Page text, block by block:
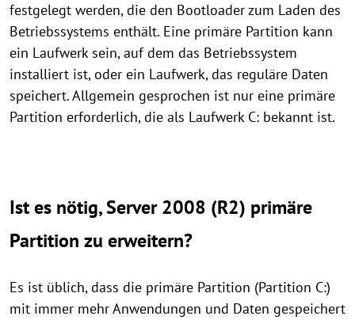
festgelegt werden, die den Bootloader zum Laden des
Betriebssystems enthält. Eine primäre Partition kann
ein Laufwerk sein, auf dem das Betriebssystem
installiert ist, oder ein Laufwerk, das reguläre Daten
speichert. Allgemein gesprochen ist nur eine primäre
Partition erforderlich, die als Laufwerk C: bekannt ist.
Ist es nötig, Server 2008 (R2) primäre
Partition zu erweitern?
Es ist üblich, dass die primäre Partition (Partition C:)
mit immer mehr Anwendungen und Daten gespeichert